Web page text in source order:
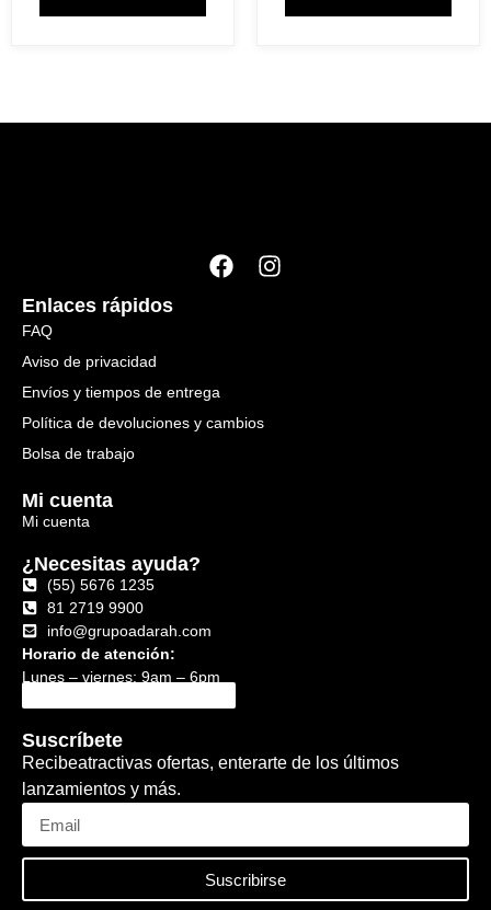
Enlaces rápidos
FAQ
Aviso de privacidad
Envíos y tiempos de entrega
Política de devoluciones y cambios
Bolsa de trabajo
Mi cuenta
Mi cuenta
¿Necesitas ayuda?
(55) 5676 1235
81 2719 9900
info@grupoadarah.com
Horario de atención:
Lunes – viernes: 9am – 6pm
Suscríbete
Recibeatractivas ofertas, enterarte de los últimos
lanzamientos y más.
Suscribirse